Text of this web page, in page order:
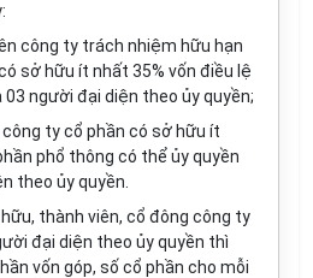
công ty trách nhiệm hữu hạn
sở hữu ít nhất 35% vốn điều lệ
người đại diện theo ủy quyền;
ty cổ phần có sở hữu ít
phổ thông có thể ủy quyền
theo ủy quyền.
thành viên, cổ đông công ty
đại diện theo ủy quyền thì
vốn góp, số cổ phần cho mỗi